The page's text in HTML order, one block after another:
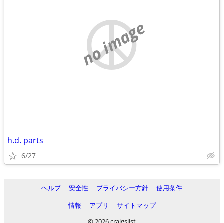
no image
h.d. parts
6/27
ヘルプ 安全性 プライバシー方針
使用条件
情報
アプリ
サイトマップ